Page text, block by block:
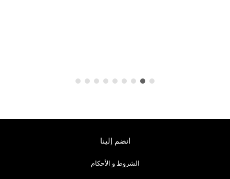
انضم إلينا
الشروط و الأحكام